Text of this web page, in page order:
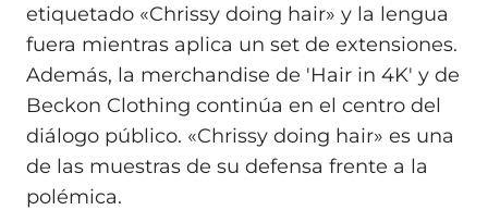
etiquetado «Chrissy doing hair» y la lengua
fuera mientras aplica un set de extensiones.
Además, la merchandise de 'Hair in 4K' y de
Beckon Clothing continúa en el centro del
diálogo público. «Chrissy doing hair» es una
de las muestras de su defensa frente a la
polémica.